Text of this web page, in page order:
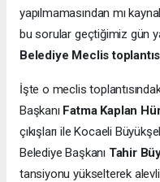
yapılmamasından mı
bu sorular geçtiğimiz gün
Belediye Meclis
İşte o meclis
Başkanı Fatma Kaplan
çıkışları ile Kocaeli
Belediye Başkanı Tahir
tansiyonu yükselterek